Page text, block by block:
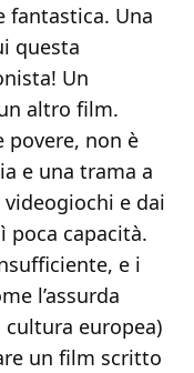
fantastica. Una
questa
Un
altro film.
non è
e una trama a
e dai
poca capacità.
e i
l’assurda
cultura europea)
un film scritto